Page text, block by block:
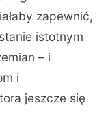
zapewnić,
istotnym
– i
i
jeszcze się